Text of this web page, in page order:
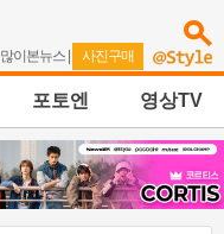
많이본뉴스 | 사진구매
포토엔 영상TV